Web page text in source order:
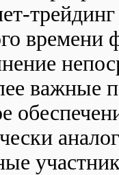
времени
важные